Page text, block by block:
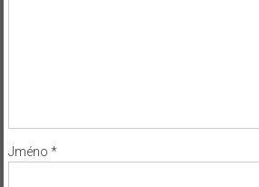
Jméno *